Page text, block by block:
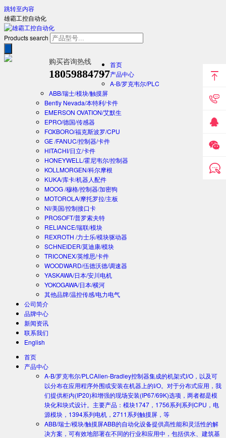
跳转至内容
雄霸工控自动化
Products search
购买咨询热线
18059884797
首页
产品中心
A-B/罗克韦尔/PLC
ABB/瑞士/模块/触摸屏
Bently Nevada/本特利/卡件
EMERSON OVATION/艾默生
EPRO/德国/传感器
FOXBORO/福克斯波罗/CPU
GE /FANUC/控制器/卡件
HITACHI/日立/卡件
HONEYWELL/霍尼韦尔/控制器
KOLLMORGEN/科尔摩根
KUKA/库卡/机器人配件
MOOG /穆格/控制器/加密狗
MOTOROLA/摩托罗拉/主板
NI/美国/控制接口卡
PROSOFT/普罗索夫特
RELIANCE/瑞联/模块
REXROTH /力士乐/模块驱动器
SCHNEIDER/莫迪康/模块
TRICONEX/英维思/卡件
WOODWARD/伍德沃德/调速器
YASKAWA/日本/安川电机
YOKOGAWA/日本/横河
其他品牌/温控传感/电力电气
公司简介
品牌中心
新闻资讯
联系我们
English
首页
产品中心
A-B/罗克韦尔/PLCAllen-Bradley控制器集成的机架式I/O，以及可
以分布在应用程序外围或安装在机器上的I/O。对于分布式应用，我
们提供柜内(IP20)和增强的现场安装(IP67/69K)选项，两者都是模
块化和块式设计。主要产品：模块1747，1756系列系列CPU，电
源模块，1394系列电机，2711系列触摸屏，等
ABB/瑞士/模块/触摸屏ABB的自动化设备提供高性能和灵活性的解
决方案，可有效地部署在不同的行业和应用中，包括供水、建筑基